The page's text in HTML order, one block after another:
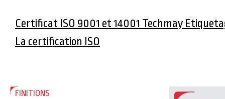
Certificat ISO 9001 et 14001 Techmay
La certification ISO
FINITIONS